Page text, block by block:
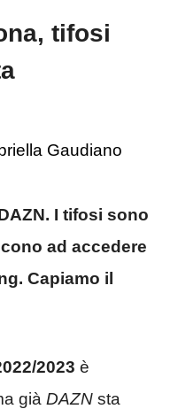
tifosi
Gaudiano
I tifosi sono
ad accedere
Capiamo il
2023 è
già DAZN sta